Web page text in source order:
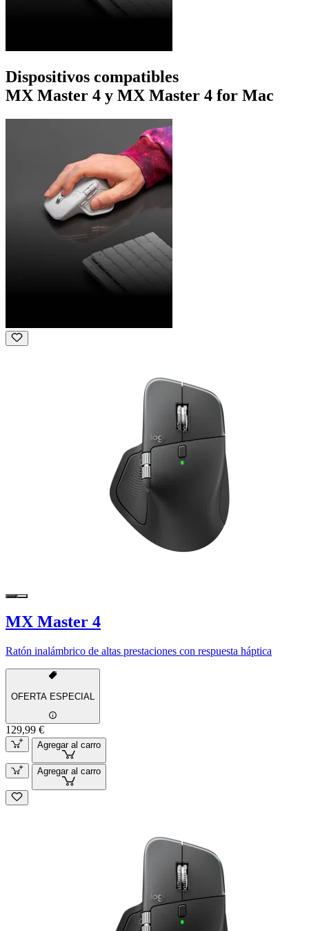
Dispositivos compatibles
MX Master 4 y MX Master 4 for Mac
MX Master 4
Ratón inalámbrico de altas prestaciones con respuesta háptica
OFERTA ESPECIAL
129,99 €
Agregar al carro
Agregar al carro